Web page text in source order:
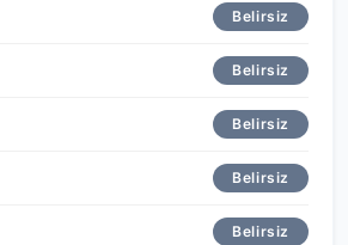
Belirsiz
Belirsiz
Belirsiz
Belirsiz
Belirsiz